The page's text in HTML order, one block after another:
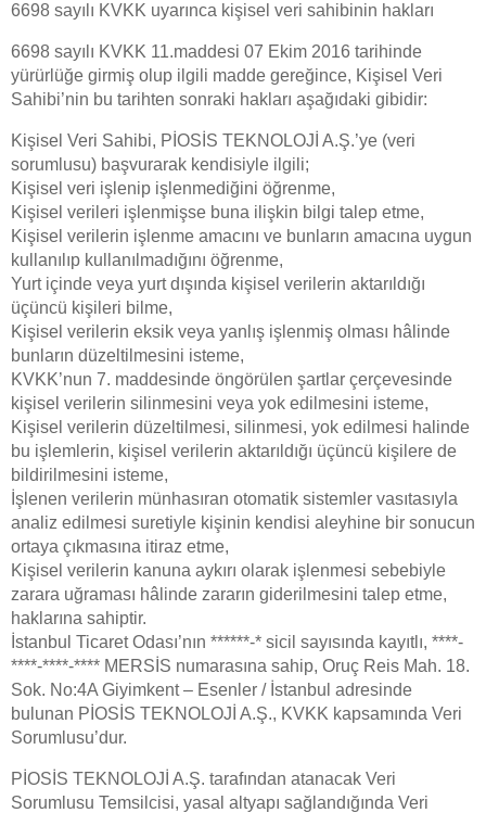
6698 sayılı KVKK uyarınca kişisel veri sahibinin hakları
6698 sayılı KVKK 11.maddesi 07 Ekim 2016 tarihinde
yürürlüğe girmiş olup ilgili madde gereğince, Kişisel Veri
Sahibi’nin bu tarihten sonraki hakları aşağıdaki gibidir:
Kişisel Veri Sahibi, PİOSİS TEKNOLOJİ A.Ş.’ye (veri
sorumlusu) başvurarak kendisiyle ilgili;
Kişisel veri işlenip işlenmediğini öğrenme,
Kişisel verileri işlenmişse buna ilişkin bilgi talep etme,
Kişisel verilerin işlenme amacını ve bunların amacına uygun
kullanılıp kullanılmadığını öğrenme,
Yurt içinde veya yurt dışında kişisel verilerin aktarıldığı
üçüncü kişileri bilme,
Kişisel verilerin eksik veya yanlış işlenmiş olması hâlinde
bunların düzeltilmesini isteme,
KVKK’nun 7. maddesinde öngörülen şartlar çerçevesinde
kişisel verilerin silinmesini veya yok edilmesini isteme,
Kişisel verilerin düzeltilmesi, silinmesi, yok edilmesi halinde
bu işlemlerin, kişisel verilerin aktarıldığı üçüncü kişilere de
bildirilmesini isteme,
İşlenen verilerin münhasıran otomatik sistemler vasıtasıyla
analiz edilmesi suretiyle kişinin kendisi aleyhine bir sonucun
ortaya çıkmasına itiraz etme,
Kişisel verilerin kanuna aykırı olarak işlenmesi sebebiyle
zarara uğraması hâlinde zararın giderilmesini talep etme,
haklarına sahiptir.
İstanbul Ticaret Odası’nın ******-* sicil sayısında kayıtlı, ****-
****-****-**** MERSİS numarasına sahip, Oruç Reis Mah. 18.
Sok. No:4A Giyimkent – Esenler / İstanbul adresinde
bulunan PİOSİS TEKNOLOJİ A.Ş., KVKK kapsamında Veri
Sorumlusu’dur.
PİOSİS TEKNOLOJİ A.Ş. tarafından atanacak Veri
Sorumlusu Temsilcisi, yasal altyapı sağlandığında Veri